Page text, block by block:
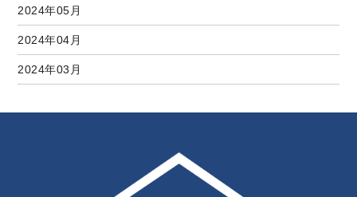
2024年05月
2024年04月
2024年03月